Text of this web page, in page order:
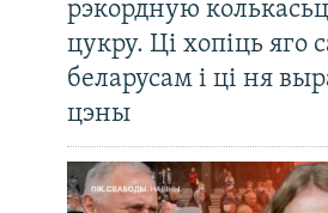
рэкордную
цукру. Ці хопіць яго
беларусам і ці ня
цэны